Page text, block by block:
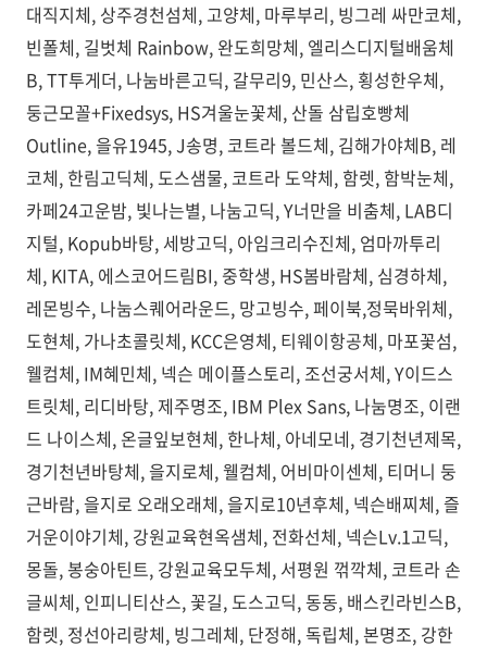
대직지체, 상주경천섬체, 고양체, 마루부리, 빙그레 싸만코체,
빈폴체, 길벗체 Rainbow, 완도희망체, 엘리스디지털배움체
B, TT투게더, 나눔바른고딕, 갈무리9, 민산스, 횡성한우체,
둥근모꼴+Fixedsys, HS겨울눈꽃체, 산돌 삼립호빵체
Outline, 을유1945, J송명, 코트라 볼드체, 김해가야체B, 레
코체, 한림고딕체, 도스샘물, 코트라 도약체, 함렛, 함박눈체,
카페24고운밤, 빛나는별, 나눔고딕, Y너만을 비춤체, LAB디
지털, Kopub바탕, 세방고딕, 아임크리수진체, 엄마까투리
체, KITA, 에스코어드림BI, 중학생, HS봄바람체, 심경하체,
레몬빙수, 나눔스퀘어라운드, 망고빙수, 페이북,정묵바위체,
도현체, 가나초콜릿체, KCC은영체, 티웨이항공체, 마포꽃섬,
웰컴체, IM혜민체, 넥슨 메이플스토리, 조선궁서체, Y이드스
트릿체, 리디바탕, 제주명조, IBM Plex Sans, 나눔명조, 이랜
드 나이스체, 온글잎보현체, 한나체, 아네모네, 경기천년제목,
경기천년바탕체, 을지로체, 웰컴체, 어비마이센체, 티머니 둥
근바람, 을지로 오래오래체, 을지로10년후체, 넥슨배찌체, 즐
거운이야기체, 강원교육현옥샘체, 전화선체, 넥슨Lv.1고딕,
몽돌, 봉숭아틴트, 강원교육모두체, 서평원 꺾깍체, 코트라 손
글씨체, 인피니티산스, 꽃길, 도스고딕, 동동, 배스킨라빈스B,
함렛, 정선아리랑체, 빙그레체, 단정해, 독립체, 본명조, 강한